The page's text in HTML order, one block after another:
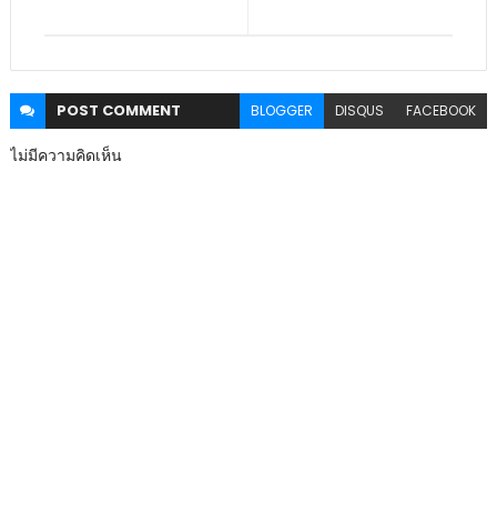
POST COMMENT BLOGGER DISQUS FACEBOOK
ไม่มีความคิดเห็น